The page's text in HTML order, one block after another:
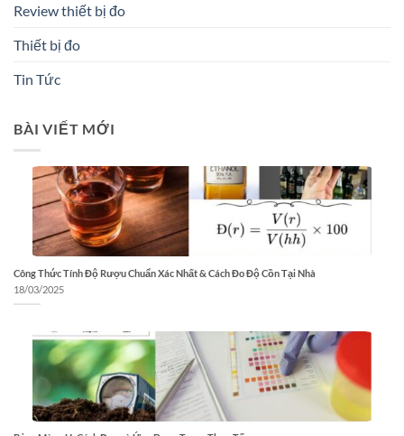
Review thiết bị đo
Thiết bị đo
Tin Tức
BÀI VIẾT MỚI
Công Thức Tính Độ Rượu Chuẩn Xác Nhất & Cách Đo Độ Cồn Tại Nhà
18/03/2025